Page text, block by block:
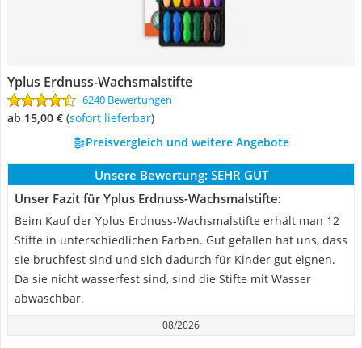
Yplus Erdnuss-Wachsmalstifte
6240 Bewertungen
ab 15,00 € ( Sofort lieferbar)
Preisvergleich und weitere Angebote
Unsere Bewertung: SEHR GUT
Unser Fazit für Yplus Erdnuss-Wachsmalstifte:
Beim Kauf der Yplus Erdnuss-Wachsmalstifte erhält man 12
Stifte in unterschiedlichen Farben. Gut gefallen hat uns, dass
sie bruchfest sind und sich dadurch für Kinder gut eignen.
Da sie nicht wasserfest sind, sind die Stifte mit Wasser
abwaschbar.
08/2026